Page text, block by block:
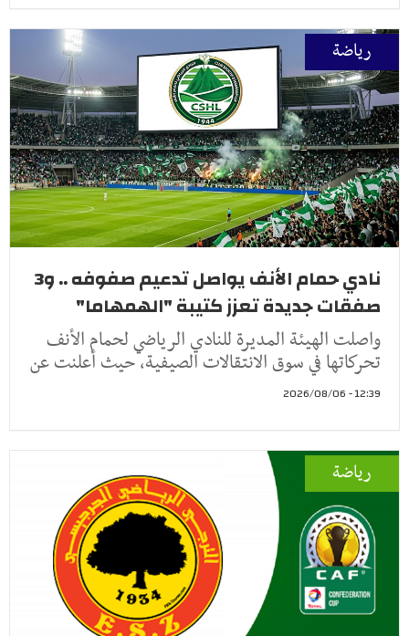
رياضة
نادي حمام الأنف يواصل تدعيم صفوفه .. و3
صفقات جديدة تعزز كتيبة "الهمهاما"
واصلت الهيئة المديرة للنادي الرياضي لحمام الأنف
تحركاتها في سوق الانتقالات الصيفية، حيث أعلنت عن
12:39 - 2026/08/06
رياضة